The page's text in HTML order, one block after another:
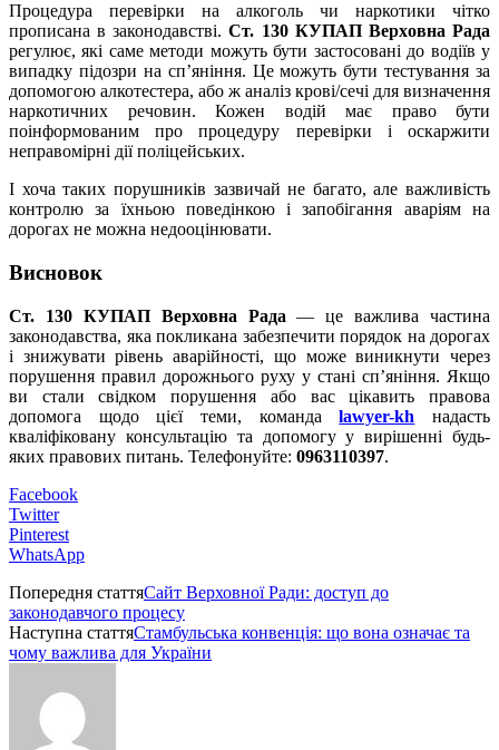
Процедура перевірки на алкоголь чи наркотики чітко
прописана в законодавстві.Ст. 130 КУПАП Верхoвна Рада
регулює, які саме методи можуть бути застосовані до водіїв у
випадку підозри на сп’яніння. Це можуть бути тестування за
допомогою алкотестера, або ж аналіз крові/сечі для визначення
наркотичних речовин. Кожен водій має право бути
поінформованим про процедуру перевірки і оскаржити
неправомірні дії поліцейських.
І хоча таких порушників зазвичай не багато, але важливість
контролю за їхньою поведінкою і запобігання аваріям на
дорогах не можна недооцінювати.
Висновок
Ст. 130 КУПАП Верховна Рада — це важлива частина
законодавства, яка покликана забезпечити порядок на дорогах
і знижувати рівень аварійності, що може виникнути через
порушення правил дорожнього руху у стані сп’яніння. Якщо
ви стали свідком порушення або вас цікавить правова
допомога щодо цієї теми, командаlawyer-kh надасть
кваліфіковану консультацію та допомогу у вирішенні будь-
яких правових питань. Телефонуйте: 0963110397.
Facebook
Twitter
Pinterest
WhatsApp
Попередня статтяСайт Верховної Ради: доступ до
законодавчого процесу
Наступна статтяСтамбульська конвенція: що вона означає та
чому важлива для України